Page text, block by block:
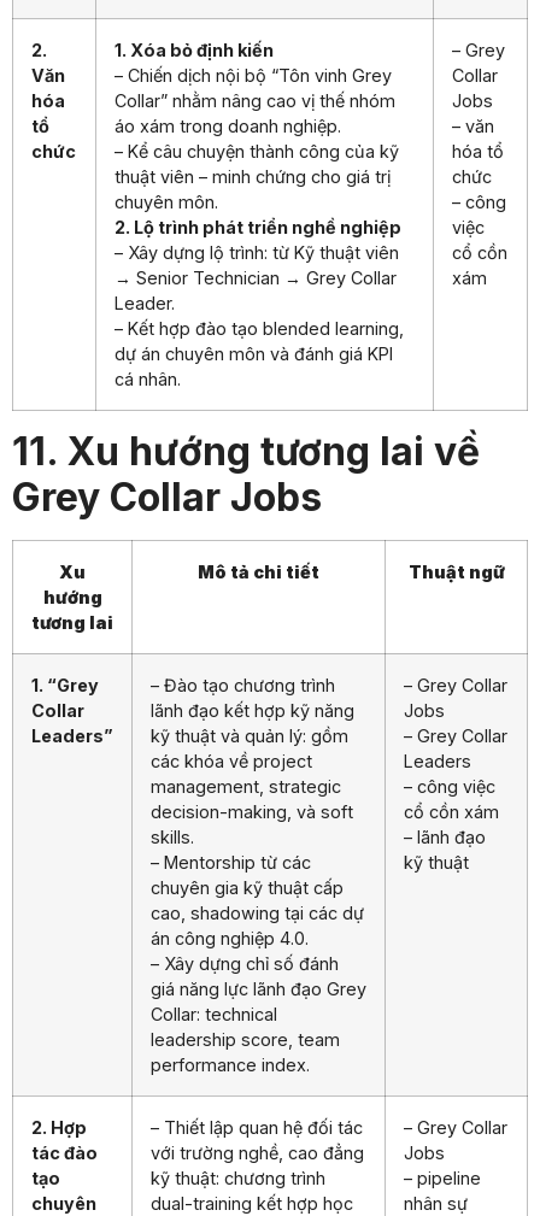
2.
Văn
hóa
tổ
chức
1. Xóa bỏ định kiến
– Chiến dịch nội bộ “Tôn vinh Grey
Collar” nhằm nâng cao vị thế nhóm
áo xám trong doanh nghiệp.
– Kể câu chuyện thành công của kỹ
thuật viên – minh chứng cho giá trị
chuyên môn.
2. Lộ trình phát triển nghề nghiệp
– Xây dựng lộ trình: từ Kỹ thuật viên
→ Senior Technician → Grey Collar
Leader.
– Kết hợp đào tạo blended learning,
dự án chuyên môn và đánh giá KPI
cá nhân.
– Grey
Collar
Jobs
– văn
hóa tổ
chức
– công
việc
cổ cồn
xám
11. Xu hướng tương lai về
Grey Collar Jobs
Xu
hướng
tương lai
Mô tả chi tiết Thuật ngữ
1. “Grey
Collar
Leaders”
– Đào tạo chương trình
lãnh đạo kết hợp kỹ năng
kỹ thuật và quản lý: gồm
các khóa về project
management, strategic
decision-making, và soft
skills.
– Mentorship từ các
chuyên gia kỹ thuật cấp
cao, shadowing tại các dự
án công nghiệp 4.0.
– Xây dựng chỉ số đánh
giá năng lực lãnh đạo Grey
Collar: technical
leadership score, team
performance index.
– Grey Collar
Jobs
– Grey Collar
Leaders
– công việc
cổ cồn xám
– lãnh đạo
kỹ thuật
2. Hợp
tác đào
tạo
chuyên
– Thiết lập quan hệ đối tác
với trường nghề, cao đẳng
kỹ thuật: chương trình
dual-training kết hợp học
– Grey Collar
Jobs
– pipeline
nhân sự